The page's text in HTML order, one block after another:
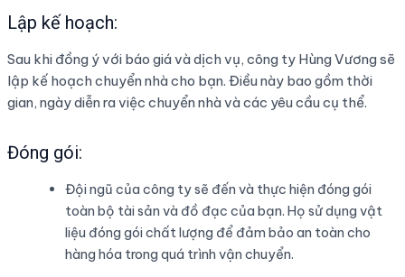
Lập kế hoạch:
Sau khi đồng ý với báo giá và dịch vụ, công ty Hùng Vương sẽ
lập kế hoạch chuyển nhà cho bạn. Điều này bao gồm thời
gian, ngày diễn ra việc chuyển nhà và các yêu cầu cụ thể.
Đóng gói:
Đội ngũ của công ty sẽ đến và thực hiện đóng gói
toàn bộ tài sản và đồ đạc của bạn. Họ sử dụng vật
liệu đóng gói chất lượng để đảm bảo an toàn cho
hàng hóa trong quá trình vận chuyển.